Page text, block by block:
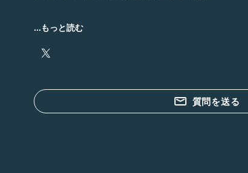
https://www.amazon.jp/hz/wishlist/ls/
...もっと読む
質問を送る